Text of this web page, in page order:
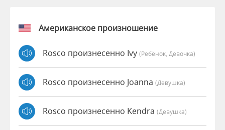
Американское произношение
Rosco произнесенно Ivy (Ребёнок, Девочка)
Rosco произнесенно Joanna (девушка)
Rosco произнесенно Kendra (девушка)